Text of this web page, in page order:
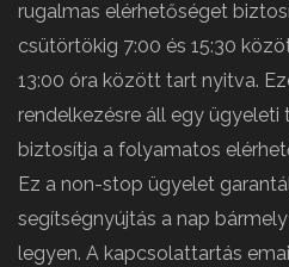
rugalmas elérhetőséget
csütörtökig 7:00 és 15:30
13:00 óra között tart nyitva.
rendelkezésre áll egy
biztosítja a folyamatos
Ez a non-stop ügyelet
segítségnyújtás a nap
legyen. A kapcsolattartás